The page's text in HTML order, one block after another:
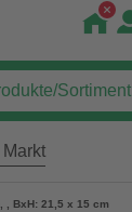
, BxH: 21,5 x 15 cm